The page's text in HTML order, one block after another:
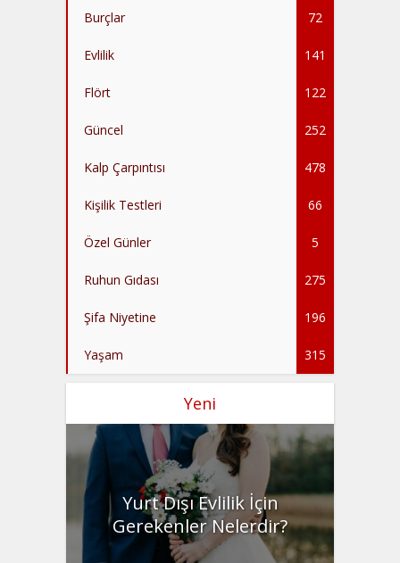
Burçlar 72
Evlilik 141
Flört 122
Güncel 252
Kalp Çarpıntısı 478
Kişilik Testleri 66
Özel Günler 5
Ruhun Gıdası 275
Şifa Niyetine 196
Yaşam 315
Yeni
Yurt Dışı Evlilik İçin
Gerekenler Nelerdir?